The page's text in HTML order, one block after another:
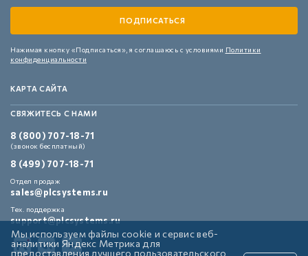
Нажимая кнопку «Подписаться», я соглашаюсь с условиями Политики
конфиденциальности
КАРТА САЙТА
СВЯЖИТЕСЬ С НАМИ
8 (800) 707-18-71
(звонок бесплатный)
8 (499) 707-18-71
Отдел продаж
sales@plcsystems.ru
Тех. поддержка
support@plcsystems.ru
Мы используем файлы cookie и сервис веб-
аналитики Яндекс Метрика для
предоставления лучшего пользовательского